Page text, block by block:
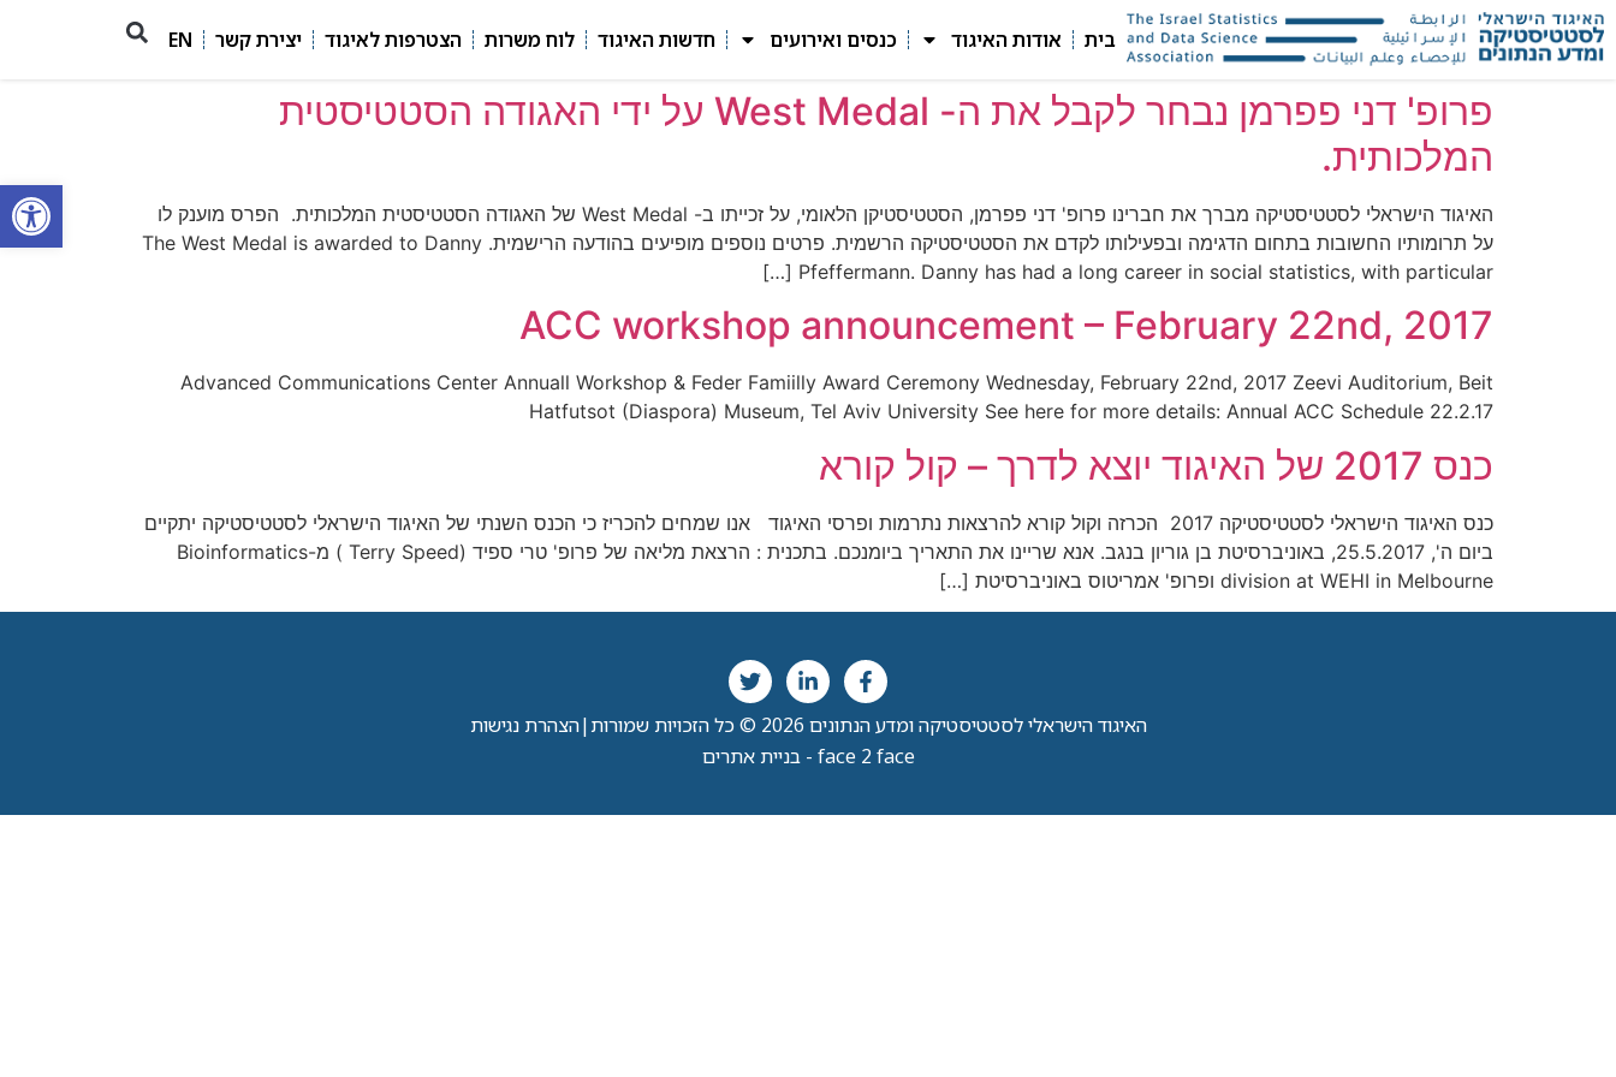
פתח
בית אודות האיגוד כנסים ואירועים חדשות האיגוד לוח משרות הצטרפות לאיגוד יצירת קשר EN
פרופ' דני פפרמן נבחר לקבל את ה- West Medal על ידי האגודה הסטטיסטית
המלכותית.
האיגוד הישראלי לסטטיסטיקה מברך את חברינו פרופ' דני פפרמן, הסטטיסטיקן הלאומי, על זכייתו ב- West Medal של האגודה הסטטיסטית המלכותית. הפרס מוענק לו
על תרומותיו החשובות בתחום הדגימה ובפעילותו לקדם את הסטטיסטיקה הרשמית. פרטים נוספים מופיעים בהודעה הרישמית. The West Medal is awarded to Danny
Pfeffermann. Danny has had a long career in social statistics, with particular […]
ACC workshop announcement – February 22nd, 2017
Advanced Communications Center Annuall Workshop & Feder Famiilly Award Ceremony Wednesday, February 22nd, 2017 Zeevi Auditorium, Beit
Hatfutsot (Diaspora) Museum, Tel Aviv University See here for more details: Annual ACC Schedule 22.2.17
כנס 2017 של האיגוד יוצא לדרך – קול קורא
כנס האיגוד הישראלי לסטטיסטיקה 2017 הכרזה וקול קורא להרצאות נתרמות ופרסי האיגוד אנו שמחים להכריז כי הכנס השנתי של האיגוד הישראלי לסטטיסטיקה יתקיים
ביום ה', 25.5.2017, באוניברסיטת בן גוריון בנגב. אנא שריינו את התאריך ביומנכם. בתכנית : הרצאת מליאה של פרופ' טרי ספיד (Terry Speed ) מ-Bioinformatics
division at WEHI in Melbourne ופרופ' אמריטוס באוניברסיטת […]
האיגוד הישראלי לסטטיסטיקה ומדע הנתונים 2026 © כל הזכויות שמורות |הצהרת נגישות
face 2 face - בניית אתרים